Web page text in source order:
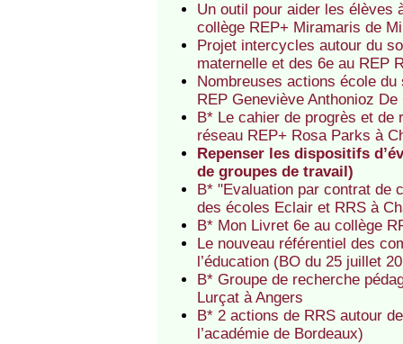
Un outil pour aider les élèves
collège REP+ Miramaris de
Projet intercycles autour du
maternelle et des 6e au REP
Nombreuses actions école
REP Geneviève Anthonioz
B* Le cahier de progrès et
réseau REP+ Rosa Parks à
Repenser les dispositifs
de groupes de travail)
B* "Evaluation par contrat de
des écoles Eclair et RRS à
B* Mon Livret 6e au collège
Le nouveau référentiel des
l’éducation (BO du 25 juillet
B* Groupe de recherche
Lurçat à Angers
B* 2 actions de RRS autour
l’académie de Bordeaux)